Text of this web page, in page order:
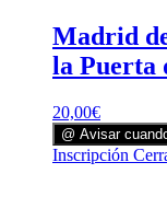
Madrid
la Puerta
20,00€
@ Avisar
Inscripción